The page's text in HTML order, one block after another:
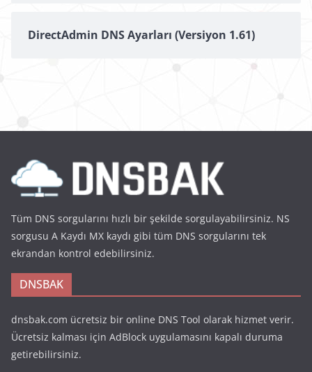
DirectAdmin DNS Ayarları (Versiyon 1.61)
Tüm DNS sorgularını hızlı bir şekilde sorgulayabilirsiniz. NS
sorgusu A Kaydı MX kaydı gibi tüm DNS sorgularını tek
ekrandan kontrol edebilirsiniz.
DNSBAK
dnsbak.com ücretsiz bir online DNS Tool olarak hizmet verir.
Ücretsiz kalması için AdBlock uygulamasını kapalı duruma
getirebilirsiniz.